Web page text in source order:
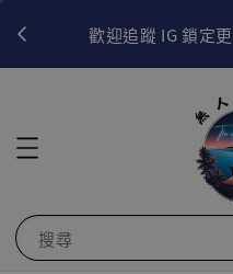
歡迎追蹤 IG 鎖定
搜尋